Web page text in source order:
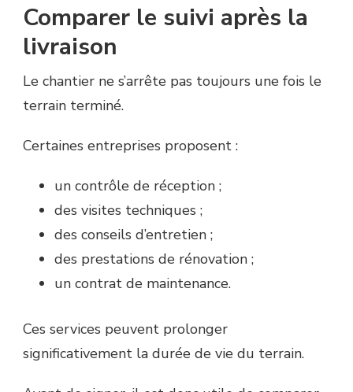
Comparer le suivi après la
livraison
Le chantier ne s’arrête pas toujours une fois le
terrain terminé.
Certaines entreprises proposent :
un contrôle de réception ;
des visites techniques ;
des conseils d’entretien ;
des prestations de rénovation ;
un contrat de maintenance.
Ces services peuvent prolonger
significativement la durée de vie du terrain.